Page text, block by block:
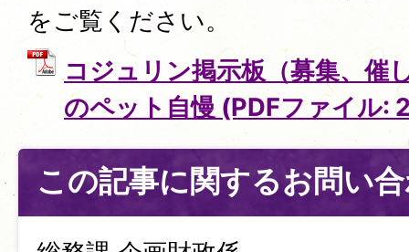
をご覧ください。
コジュリン掲示板（募集、催
のペット自慢 (PDFファイル:
この記事に関するお問い